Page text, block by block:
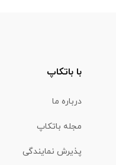
با باتکاپ
درباره ما
مجله باتکاپ
پذیرش نمایندگی